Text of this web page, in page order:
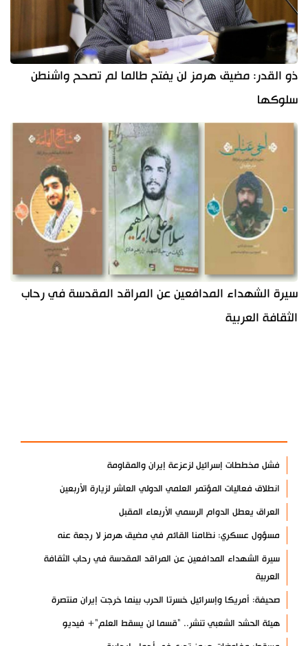
ذو القدر: مضيق هرمز لن يفتح طالما لم تصحح واشنطن
سلوكها
سيرة الشهداء المدافعين عن المراقد المقدسة في رحاب
الثقافة العربية
فشل مخططات إسرائيل لزعزعة إيران والمقاومة
انطلاق فعاليات المؤتمر العلمي الدولي العاشر لزيارة الأربعين
العراق يعطل الدوام الرسمي الأربعاء المقبل
مسؤول عسكري: نظامنا القائم في مضيق هرمز لا رجعة عنه
سيرة الشهداء المدافعين عن المراقد المقدسة في رحاب الثقافة
العربية
صحيفة: أمريكا وإسرائيل خسرتا الحرب بينما خرجت إيران منتصرة
هيئة الحشد الشعبي تنشر.. "قسما لن يسقط العلم"+ فيديو